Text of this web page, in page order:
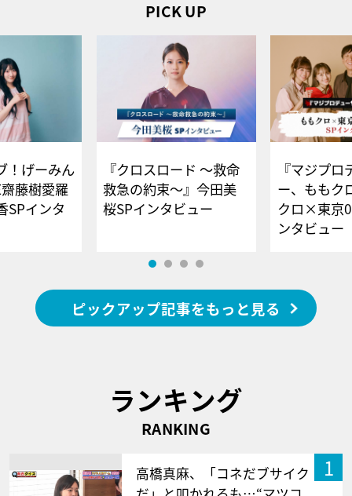
PICK UP
！げーみん
藤樹愛羅
SPインタ
『クロスロード ～救命
救急の約束～』今田美
桜SPインタビュー
『マジプロ
ー、ももク
クロ×東京
ンタビュー
ピックアップ記事をもっと見る
ランキング
RANKING
1
高橋真麻、「コネだブサイク